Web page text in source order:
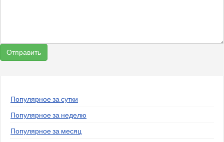
Популярное за сутки
Популярное за неделю
Популярное за месяц